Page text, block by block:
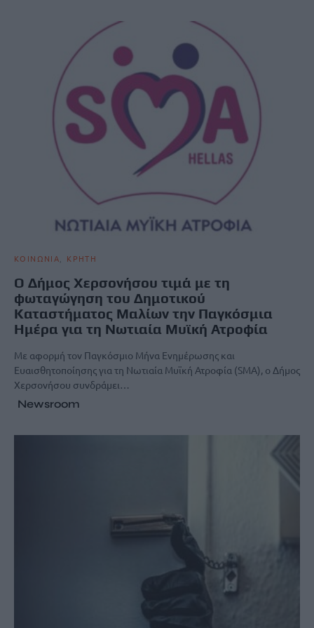
ΚΟΙΝΩΝΙΑ ΚΡΗΤΗ
Ο Δήμος Χερσονήσου τιμά με τη
φωταγώγηση του Δημοτικού
Καταστήματος Μαλίων την Παγκόσμια
Ημέρα για τη Νωτιαία Μυϊκή Ατροφία
Με αφορμή τον Παγκόσμιο Μήνα Ενημέρωσης και
Ευαισθητοποίησης για τη Νωτιαία Μυϊκή Ατροφία (SMA), ο Δήμος
Χερσονήσου συνδράμει…
Newsroom